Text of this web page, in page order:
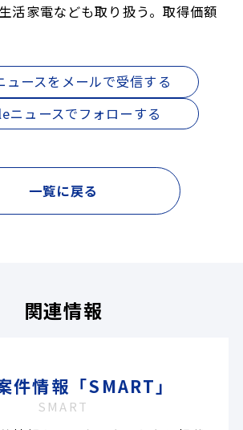
活家電なども取り扱う。取得価額
ュースをメールで受信する
ニュースでフォローする
一覧に戻る
関連情報
件情報「SMART」
SMART